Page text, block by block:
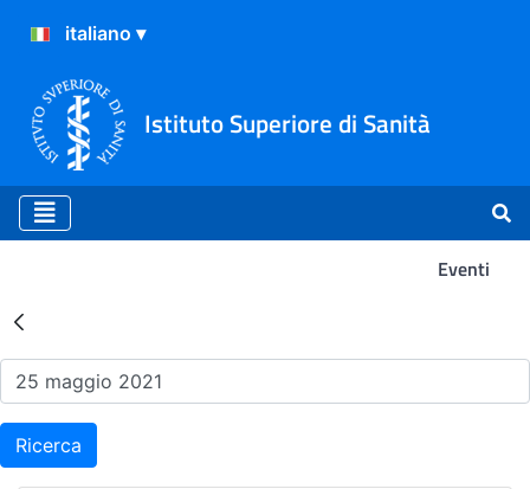
Istituto Superiore di Sanità
Eventi
Risultati della Ricerca -
Ricerca